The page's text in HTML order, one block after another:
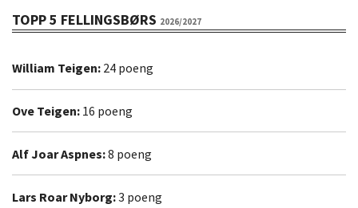
TOPP 5 FELLINGSBØRS 2026/2027
William Teigen: 24 poeng
Ove Teigen: 16 poeng
Alf Joar Aspnes:8 poeng
Lars Roar Nyborg:3 poeng